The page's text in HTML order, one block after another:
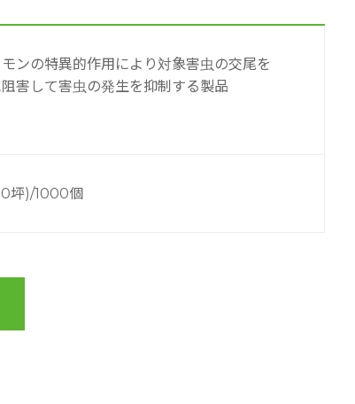
ンの特異的作用により対象害虫の交尾を
害して害虫の発生を抑制する製品
坪)/1000個